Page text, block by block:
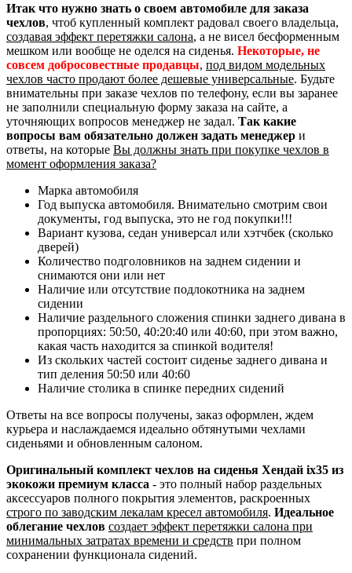
Итак что нужно знать о своем автомобиле для заказа
чехлов, чтоб купленный комплект радовал своего владельца,
создавая эффект перетяжки салона, а не висел бесформенным
мешком или вообще не оделся на сиденья. Некоторые, не
совсем добросовестные продавцы, под видом модельных
чехлов часто продают более дешевые универсальные. Будьте
внимательны при заказе чехлов по телефону, если вы заранее
не заполнили специальную форму заказа на сайте, а
уточняющих вопросов менеджер не задал. Так какие
вопросы вам обязательно должен задать менеджер и
ответы, на которые Вы должны знать при покупке чехлов в
момент оформления заказа?
Марка автомобиля
Год выпуска автомобиля. Внимательно смотрим свои
документы, год выпуска, это не год покупки!!!
Вариант кузова, седан универсал или хэтчбек (сколько
дверей)
Количество подголовников на заднем сидении и
снимаются они или нет
Наличие или отсутствие подлокотника на заднем
сидении
Наличие раздельного сложения спинки заднего дивана в
пропорциях: 50:50, 40:20:40 или 40:60, при этом важно,
какая часть находится за спинкой водителя!
Из скольких частей состоит сиденье заднего дивана и
тип деления 50:50 или 40:60
Наличие столика в спинке передних сидений
Ответы на все вопросы получены, заказ оформлен, ждем
курьера и наслаждаемся идеально обтянутыми чехлами
сиденьями и обновленным салоном.
Оригинальный комплект чехлов на сиденья Хендай ix35 из
экокожи премиум класса - это полный набор раздельных
аксессуаров полного покрытия элементов, раскроенных
строго по заводским лекалам кресел автомобиля. Идеальное
облегание чехлов создает эффект перетяжки салона при
минимальных затратах времени и средств при полном
сохранении функционала сидений.